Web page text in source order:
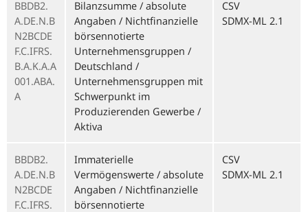
BBDB2.
A.DE.N.B
N2BCDE
F.C.IFRS.
B.A.K.A.A
001.ABA.
A
Bilanzsumme / absolute
Angaben / Nichtfinanzielle
börsennotierte
Unternehmensgruppen /
Deutschland /
Unternehmensgruppen mit
Schwerpunkt im
Produzierenden Gewerbe /
Aktiva
CSV
SDMX-ML 2.1
BBDB2.
A.DE.N.B
N2BCDE
F.C.IFRS.
Immaterielle
Vermögenswerte / absolute
Angaben / Nichtfinanzielle
börsennotierte
CSV
SDMX-ML 2.1